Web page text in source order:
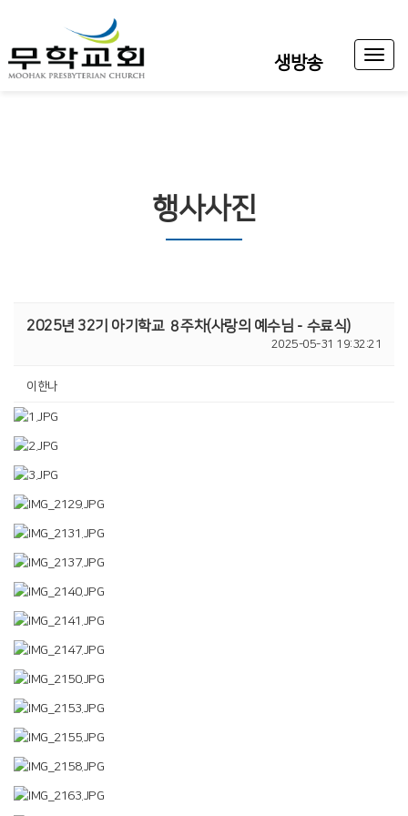
생방송
Toggle
행사사진
2025년 32기 아기학교 ８주차(사랑의 예수님－수료식)
2025-05-31 19:32:21
이한나